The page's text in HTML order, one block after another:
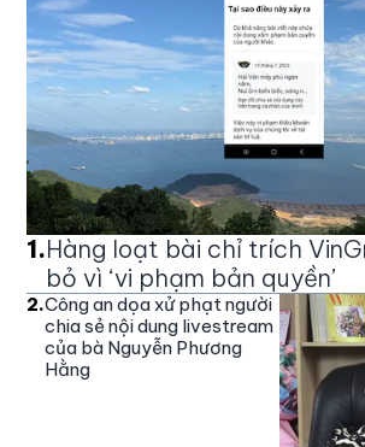
1.Hàng loạt bài chỉ trích
bỏ vì ‘vi phạm bản quyền’
2.Công an dọa xử phạt người
chia sẻ nội dung livestream
của bà Nguyễn Phương
Hằng